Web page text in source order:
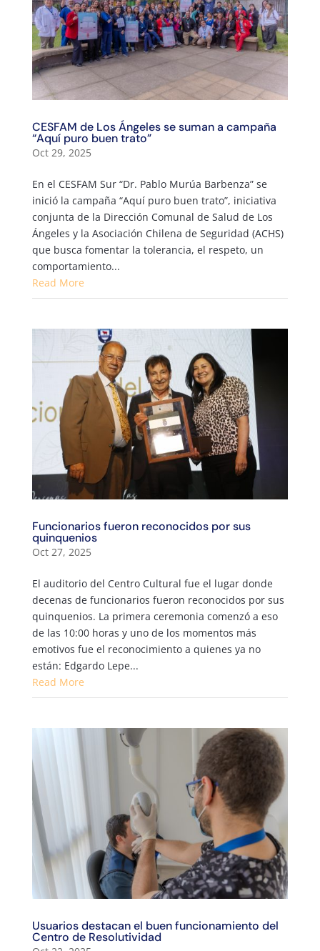
CESFAM de Los Ángeles se suman a campaña
“Aquí puro buen trato”
Oct 29, 2025
En el CESFAM Sur “Dr. Pablo Murúa Barbenza” se
inició la campaña “Aquí puro buen trato”, iniciativa
conjunta de la Dirección Comunal de Salud de Los
Ángeles y la Asociación Chilena de Seguridad (ACHS)
que busca fomentar la tolerancia, el respeto, un
comportamiento...
Read More
Funcionarios fueron reconocidos por sus
quinquenios
Oct 27, 2025
El auditorio del Centro Cultural fue el lugar donde
decenas de funcionarios fueron reconocidos por sus
quinquenios. La primera ceremonia comenzó a eso
de las 10:00 horas y uno de los momentos más
emotivos fue el reconocimiento a quienes ya no
están: Edgardo Lepe...
Read More
Usuarios destacan el buen funcionamiento del
Centro de Resolutividad